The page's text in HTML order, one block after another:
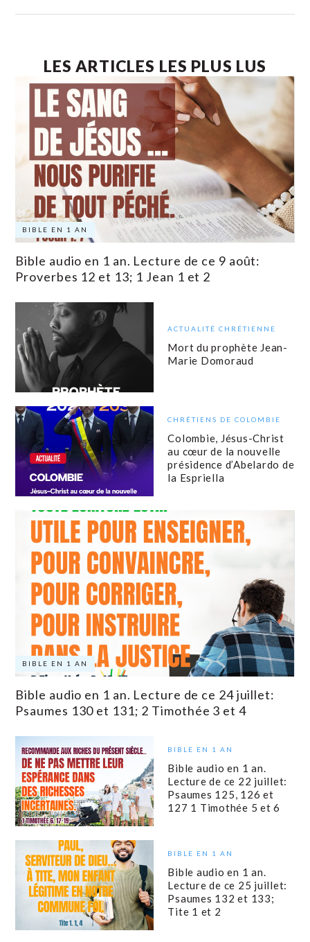
LES ARTICLES LES PLUS LUS
BIBLE EN 1 AN
Bible audio en 1 an. Lecture de ce 9 août:
Proverbes 12 et 13; 1 Jean 1 et 2
ACTUALITÉ CHRÉTIENNE
Mort du prophète Jean-
Marie Domoraud
CHRÉTIENS DE COLOMBIE
Colombie, Jésus-Christ
au cœur de la nouvelle
présidence d’Abelardo de
la Espriella
BIBLE EN 1 AN
Bible audio en 1 an. Lecture de ce 24 juillet:
Psaumes 130 et 131; 2 Timothée 3 et 4
BIBLE EN 1 AN
Bible audio en 1 an.
Lecture de ce 22 juillet:
Psaumes 125, 126 et
127 1 Timothée 5 et 6
BIBLE EN 1 AN
Bible audio en 1 an.
Lecture de ce 25 juillet:
Psaumes 132 et 133;
Tite 1 et 2